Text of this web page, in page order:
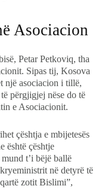
Asociacion
Petar Petkoviq, tha
Sipas tij, Kosova
një asociacion i tillë,
përgjigjej nëse do të
e Asociacionit.
çështja e mbijetesës
është çështje
t’i bëjë ballë
në detyrë të
zotit Bislimi”,